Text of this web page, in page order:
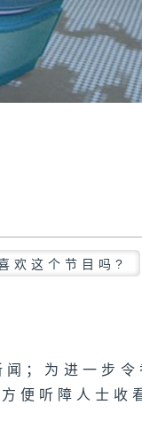
欢这个节目吗?
；为进一步
便听障人士收